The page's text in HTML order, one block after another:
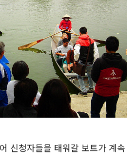
신청자들을 태워갈 보트가 계속